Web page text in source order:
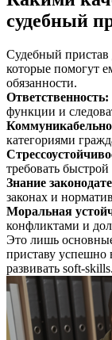
судебный
Судебный пристав
которые помогут
обязанности.
Ответственность:
функции и
категориями
требовать
Знание
законах и
Моральная
конфликтами и
Это лишь
приставу успешно
развивать soft-skills.